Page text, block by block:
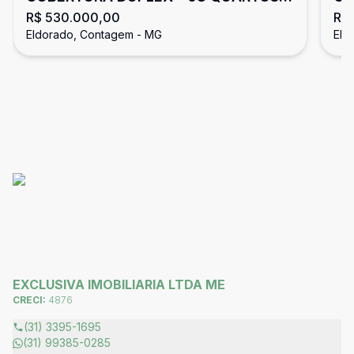
ELDORADO
R$ 530.000,00
Eldorado, Contagem - MG
EXCLUSIVA IMOBILIARIA LTDA ME
CRECI: 4876
(31) 3395-1695
(31) 99385-0285